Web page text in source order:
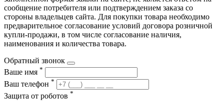
сообщение потребителя или подтверждением заказа со
стороны владельцев сайта. Для покупки товара необходимо
предварительное согласование условий договора розничной
купли-продажи, в том числе согласование наличия,
наименования и количества товара.
Обратный звонок
Ваше имя *
Ваш телефон *
Защита от роботов *